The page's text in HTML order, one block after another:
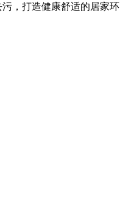
，打造健康舒适的居家环